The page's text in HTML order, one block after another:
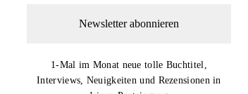
1-Mal im Monat neue tolle Buchtitel,
Interviews, Neuigkeiten und Rezensionen in